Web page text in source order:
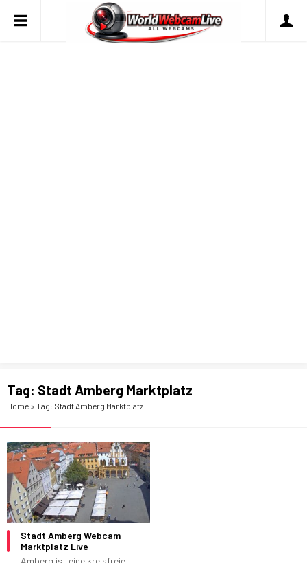
Tag: Stadt Amberg Marktplatz
Home » Tag: Stadt Amberg Marktplatz
Stadt Amberg Webcam
Marktplatz Live
Amberg ist eine kreisfreie